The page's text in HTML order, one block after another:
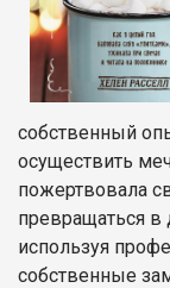
собственный
осуществить
пожертвовала
превращаться в
используя
собственные